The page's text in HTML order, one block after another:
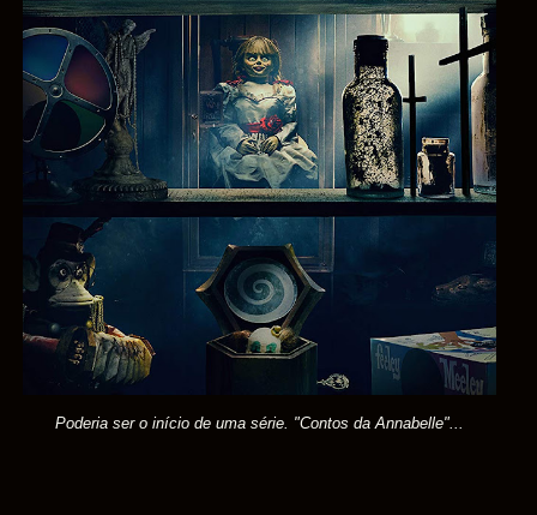
Poderia ser o início de uma série. "Contos da Annabelle"...